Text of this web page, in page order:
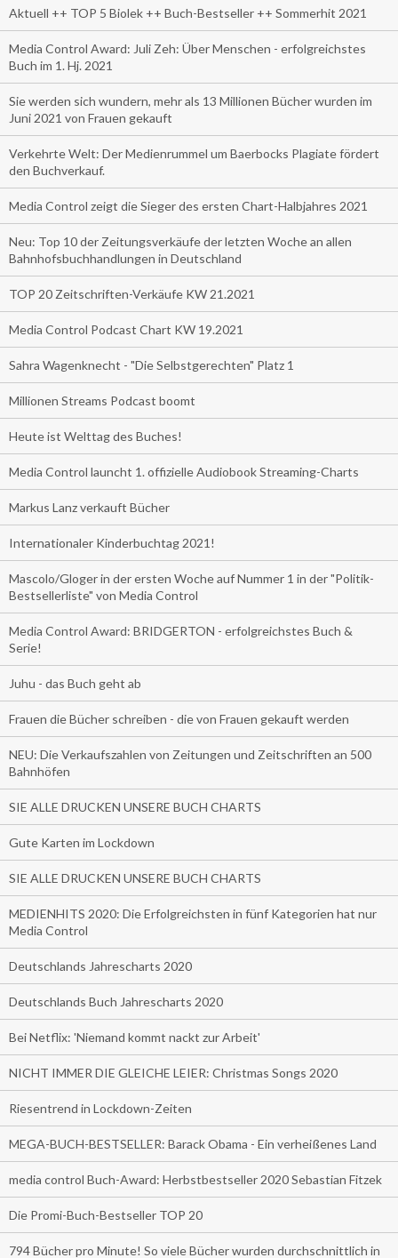
Aktuell ++ TOP 5 Biolek ++ Buch-Bestseller ++ Sommerhit 2021
Media Control Award: Juli Zeh: Über Menschen - erfolgreichstes
Buch im 1. Hj. 2021
Sie werden sich wundern, mehr als 13 Millionen Bücher wurden im
Juni 2021 von Frauen gekauft
Verkehrte Welt: Der Medienrummel um Baerbocks Plagiate fördert
den Buchverkauf.
Media Control zeigt die Sieger des ersten Chart-Halbjahres 2021
Neu: Top 10 der Zeitungsverkäufe der letzten Woche an allen
Bahnhofsbuchhandlungen in Deutschland
TOP 20 Zeitschriften-Verkäufe KW 21.2021
Media Control Podcast Chart KW 19.2021
Sahra Wagenknecht - "Die Selbstgerechten" Platz 1
Millionen Streams Podcast boomt
Heute ist Welttag des Buches!
Media Control launcht 1. offizielle Audiobook Streaming-Charts
Markus Lanz verkauft Bücher
Internationaler Kinderbuchtag 2021!
Mascolo/Gloger in der ersten Woche auf Nummer 1 in der "Politik-
Bestsellerliste" von Media Control
Media Control Award: BRIDGERTON - erfolgreichstes Buch &
Serie!
Juhu - das Buch geht ab
Frauen die Bücher schreiben - die von Frauen gekauft werden
NEU: Die Verkaufszahlen von Zeitungen und Zeitschriften an 500
Bahnhöfen
SIE ALLE DRUCKEN UNSERE BUCH CHARTS
Gute Karten im Lockdown
SIE ALLE DRUCKEN UNSERE BUCH CHARTS
MEDIENHITS 2020: Die Erfolgreichsten in fünf Kategorien hat nur
Media Control
Deutschlands Jahrescharts 2020
Deutschlands Buch Jahrescharts 2020
Bei Netflix: 'Niemand kommt nackt zur Arbeit'
NICHT IMMER DIE GLEICHE LEIER: Christmas Songs 2020
Riesentrend in Lockdown-Zeiten
MEGA-BUCH-BESTSELLER: Barack Obama - Ein verheißenes Land
media control Buch-Award: Herbstbestseller 2020 Sebastian Fitzek
Die Promi-Buch-Bestseller TOP 20
794 Bücher pro Minute! So viele Bücher wurden durchschnittlich in